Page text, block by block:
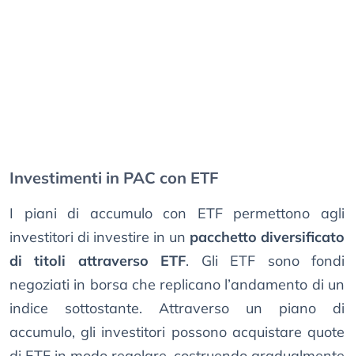
Investimenti in PAC con ETF
I piani di accumulo con ETF permettono agli
investitori di investire in un pacchetto diversificato
di titoli attraverso ETF. Gli ETF sono fondi
negoziati in borsa che replicano l’andamento di un
indice sottostante. Attraverso un piano di
accumulo, gli investitori possono acquistare quote